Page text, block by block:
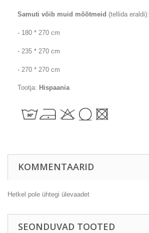
Samuti võib muid mõõtmeid (tellida eraldi):
- 180 * 270 cm
- 235 * 270 cm
- 270 * 270 cm
Tootja: Hispaania
KOMMENTAARID
Hetkel pole ühtegi ülevaadet
SEONDUVAD TOOTED